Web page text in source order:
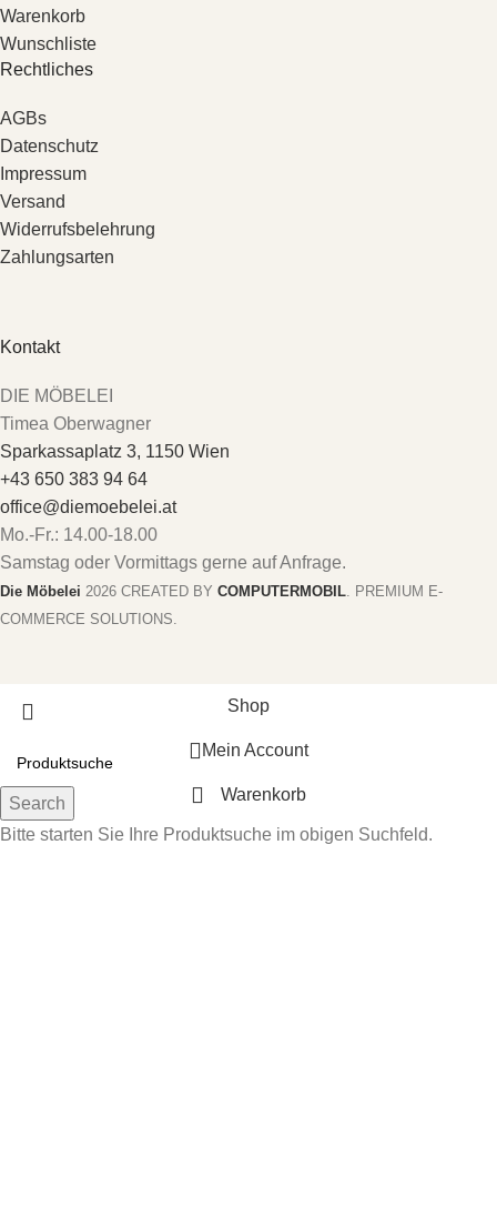
Warenkorb
Wunschliste
Rechtliches
AGBs
Datenschutz
Impressum
Versand
Widerrufsbelehrung
Zahlungsarten
Kontakt
DIE MÖBELEI
Timea Oberwagner
Sparkassaplatz 3, 1150 Wien
+43 650 383 94 64
office@diemoebelei.at
Mo.-Fr.: 14.00-18.00
Samstag oder Vormittags gerne auf Anfrage.
Die Möbelei 2026 CREATED BY COMPUTERMOBIL. PREMIUM E-
COMMERCE SOLUTIONS.
Search
Bitte starten Sie Ihre Produktsuche im obigen Suchfeld.
Shop
Mein Account
Warenkorb